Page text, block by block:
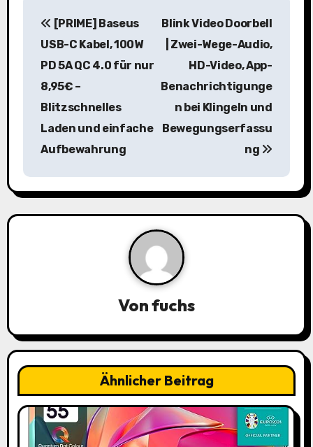
B
g
s
g
t
[PRIME] Baseus
USB-C Kabel, 100W
PD 5A QC 4.0 für nur
8,95€ –
Blitzschnelles
Laden und einfache
Aufbewahrung
Blink Video Doorbell
| Zwei-Wege-Audio,
HD-Video, App-
Benachrichtigunge
n bei Klingeln und
Bewegungserfassu
ng
Vonfuchs
Ähnlicher Beitrag